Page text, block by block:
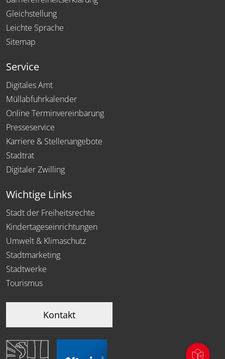
Gleichstellung
Leichte Sprache
Sitemap
Service
Digitales Amt
Müllabfuhrkalender
Online Terminvereinbarung
Presseservice
Karriere & Stellenangebote
Stadtrat
Digitaler Zwilling
Wichtige Links
Stadt der Freiheitsrechte
Kindertageseinrichtungen
Umwelt & Klimaschutz
Stadtmarketing
Stadtwerke
Tourismus
Kontakt